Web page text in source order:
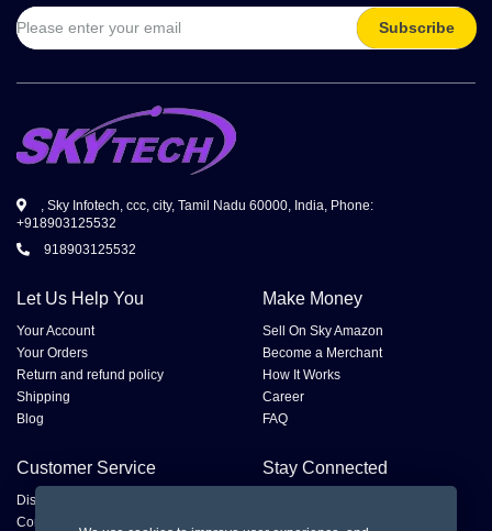
Subscribe
, Sky Infotech, ccc, city, Tamil Nadu 60000, India, Phone:
+918903125532
918903125532
Let Us Help You
Your Account
Your Orders
Return and refund policy
Shipping
Blog
Make Money
Sell On Sky Amazon
Become a Merchant
How It Works
Career
FAQ
Customer Service
Disputes
Contact Seller
Stay Connected